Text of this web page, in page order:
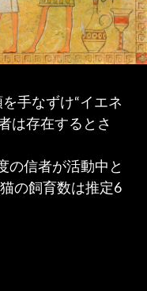
手なずけ“イエネ
は存在するとさ
の信者が活動中と
の飼育数は推定6